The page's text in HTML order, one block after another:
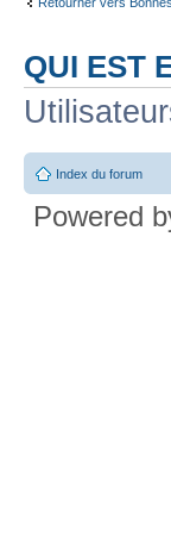
QUI EST
Index du forum
Powered